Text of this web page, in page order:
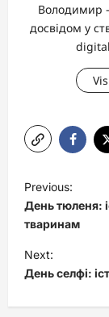
Володимир
досвідом у
o
s
t
n
a
Previous:
День тюленя:
тваринам
Next:
День селфі: